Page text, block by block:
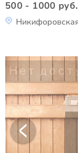
500 - 1000 руб.